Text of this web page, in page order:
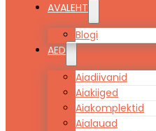
AVALEHT
Blogi
AED
Aiadiivanid
Aiakiiged
Aiakomplektid
Aialauad